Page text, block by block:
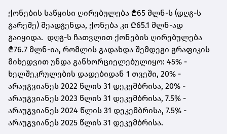
ქონების საწყისი ღირებულება ₾65 მლნ-ს (დღგ-ს
გარეშე) შეადგენდა, ქონება კი ₾65.1 მლნ-ად
გაიყიდა. დღგ-ს ჩათვლით ქონების ღირებულება
₾76.7 მლნ-ია, რომლის გადახდა შემდეგი გრაფიკის
მიხედვით უნდა განხორციელებულიყო: 45% -
ხელშეკრულების დადებიდან 1 თვეში, 20% -
არაუგვიანეს 2022 წლის 31 დეკემბრისა, 20% -
არაუგვიანეს 2023 წლის 31 დეკემბრისა, 7.5% -
არაუგვიანეს 2024 წლის 31 დეკემბრისა, 7.5% -
არაუგვიანეს 2025 წლის 31 დეკემბრისა.